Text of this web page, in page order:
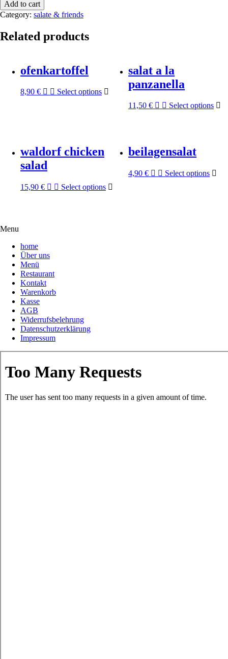
Add to cart
Category: salate & friends
Related products
ofenkartoffel
8,90 € Select options
salat a la
panzanella
11,50€ Select options
waldorf chicken
salad
15,90 € Select options
beilagensalat
4,90€ Select options
Menu
home
Über uns
Menü
Restaurant
Kontakt
Warenkorb
Kasse
AGB
Widerrufsbelehrung
Datenschutzerklärung
Impressum